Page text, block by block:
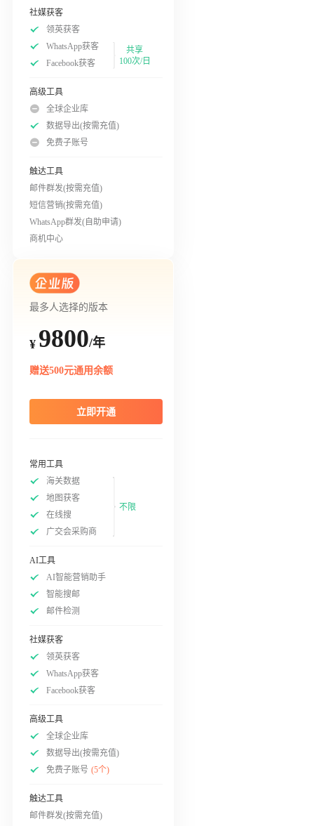
社媒获客
领英获客
WhatsApp获客
Facebook获客
共享
100次/日
高级工具
全球企业库
数据导出(按需充值)
免费子账号
触达工具
邮件群发(按需充值)
短信营销(按需充值)
WhatsApp群发(自助申请)
商机中心
最多人选择的版本
¥ 9800/年
赠送500元通用余额
立即开通
常用工具
海关数据
地图获客
在线搜
广交会采购商
不限
AI工具
AI智能营销助手
智能搜邮
邮件检测
社媒获客
领英获客
WhatsApp获客
Facebook获客
高级工具
全球企业库
数据导出(按需充值)
免费子账号 (5个)
触达工具
邮件群发(按需充值)